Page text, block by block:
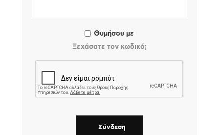
Θυμήσου με
Ξεχάσατε τον κωδικό;